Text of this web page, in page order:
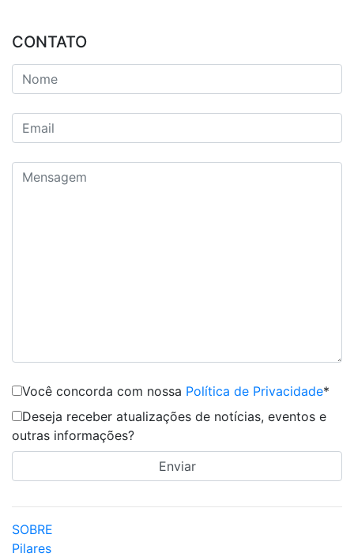
CONTATO
Você concorda com nossa Política de Privacidade*
Deseja receber atualizações de notícias, eventos e
outras informações?
SOBRE
Pilares